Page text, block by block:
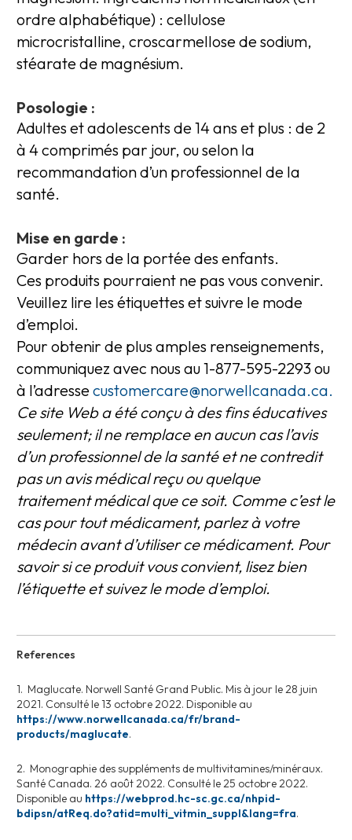
ordre alphabétique) : cellulose
microcristalline, croscarmellose de sodium,
stéarate de magnésium.
Posologie :
Adultes et adolescents de 14 ans et plus : de 2
à 4 comprimés par jour, ou selon la
recommandation d’un professionnel de la
santé.
Mise en garde :
Garder hors de la portée des enfants.
Ces produits pourraient ne pas vous convenir.
Veuillez lire les étiquettes et suivre le mode
d’emploi.
Pour obtenir de plus amples renseignements,
communiquez avec nous au 1-877-595-2293 ou
à l’adressecustomercare@norwellcanada.ca.
Ce site Web a été conçu à des fins éducatives
seulement; il ne remplace en aucun cas l’avis
d’un professionnel de la santé et ne contredit
pas un avis médical reçu ou quelque
traitement médical que ce soit. Comme c’est le
cas pour tout médicament, parlez à votre
médecin avant d’utiliser ce médicament. Pour
savoir si ce produit vous convient, lisez bien
l’étiquette et suivez le mode d’emploi.
References
1. Maglucate. Norwell Santé Grand Public. Mis à jour le 28 juin
2021. Consulté le 13 octobre 2022. Disponible au
https://www.norwellcanada.ca/fr/brand-
products/maglucate.
2. Monographie des suppléments de multivitamines/minéraux.
Santé Canada. 26 août 2022. Consulté le 25 octobre 2022.
Disponible au https://webprod.hc-sc.gc.ca/nhpid-
bdipsn/atReq.do?atid=multi_vitmin_suppl&lang=fra.